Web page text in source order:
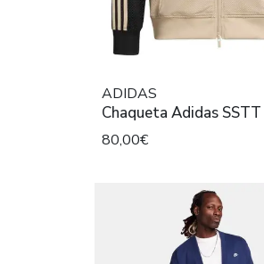
ADIDAS
Chaqueta Adidas SSTT
80,00€